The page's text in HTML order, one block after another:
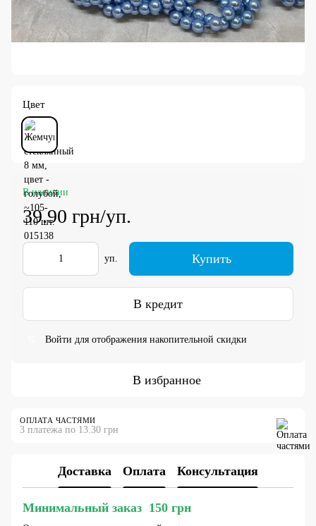
Цвет
В наличии
39.90 грн/уп.
уп. Купить
В кредит
Войти для отображения накопительной скидки
В избранное
ОПЛАТА ЧАСТЯМИ
3 платежа по 13.30 грн
Доставка Оплата Консультация
Минимальный заказ 150 грн